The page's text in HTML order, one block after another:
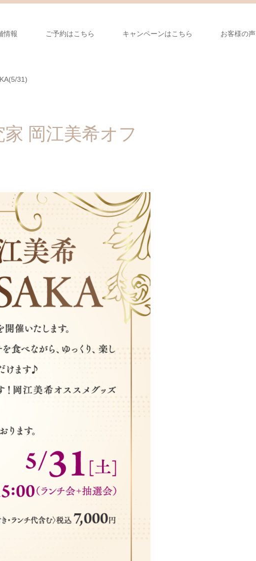
情報 ご予約はこちら キャンペーンはこちら お客様の声
31)
岡江美希オフ